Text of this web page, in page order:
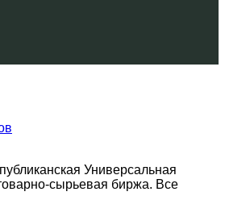
Универсальная
сырьевая биржа. Все